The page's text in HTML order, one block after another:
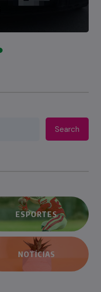
Search
ESPORTES
NOTÍCIAS